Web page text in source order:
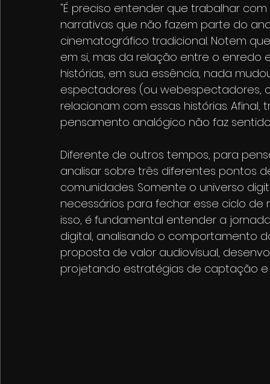
"É preciso entender que trabalhar
narrativas que não fazem parte do
cinematográfico tradicional. Notem
em si, mas da relação entre o enredo
histórias, em sua essência, nada
espectadores (ou webespectadores,
relacionam com essas histórias.
pensamento analógico não faz
Diferente de outros tempos, para
analisar sobre três diferentes pontos
comunidades. Somente o universo
necessários para fechar esse ciclo
isso, é fundamental entender a
digital, analisando o comportamento
proposta de valor audiovisual,
projetando estratégias de captação e